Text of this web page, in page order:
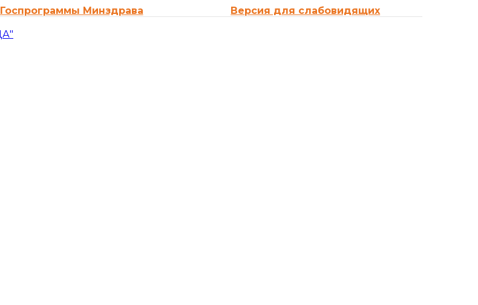
Госпрограммы Минздрава
Версия для слабовидящих